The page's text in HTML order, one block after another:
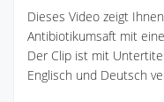
Dieses Video zeigt
Antibiotikumsaft mit
Der Clip ist mit
Englisch und Deutsch